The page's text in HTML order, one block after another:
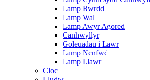
Lamp Bwrdd
Lamp Wal
Lamp Awyr Agored
Canhwyllyr
Goleuadau i Lawr
Lamp Nenfwd
Lamp Llawr
Cloc